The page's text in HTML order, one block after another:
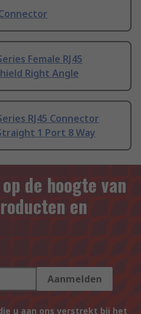
Female RJ45
Right Angle
RJ45 Connector
1 Port 8 Way
de hoogte van
en
Aanmelden
u aan ons verstrekt bij het